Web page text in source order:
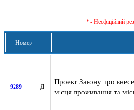
* - Неофіційний
Номер
9289 Д
Проект Закону про
місця проживання та